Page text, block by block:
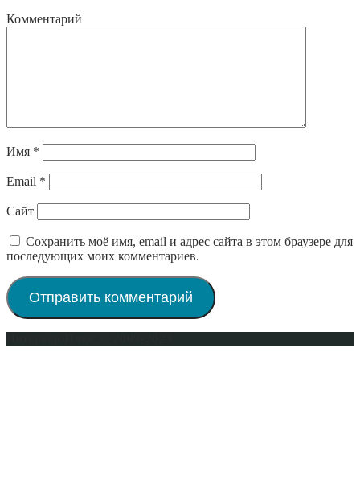
Комментарий
Имя *
Email *
Сайт
Сохранить моё имя, email и адрес сайта в этом браузере для
последующих моих комментариев.